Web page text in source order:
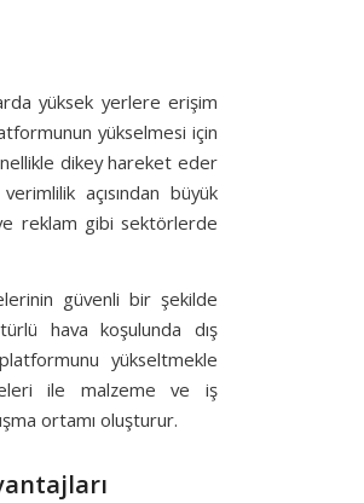
yüksek yerlere erişim
yükselmesi için
dikey hareket eder
açısından büyük
reklam gibi sektörlerde
güvenli bir şekilde
hava koşulunda dış
yükseltmekle
ile malzeme ve iş
ortamı oluşturur.